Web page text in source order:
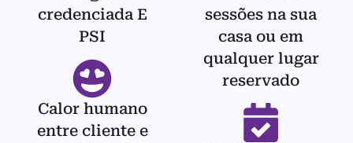
credenciada E
PSI
Calor humano
entre cliente e
sessões na sua
casa ou em
qualquer lugar
reservado